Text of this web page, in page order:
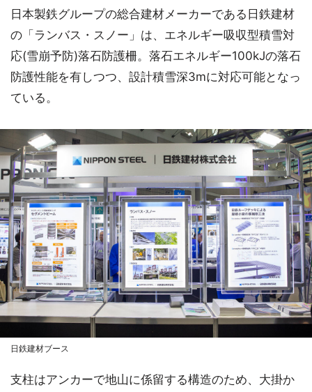
日本製鉄グループの総合建材メーカーである日鉄建材
の「ランバス・スノー」は、エネルギー吸収型積雪対
応(雪崩予防)落石防護柵。落石エネルギー100kJの落石
防護性能を有しつつ、設計積雪深3mに対応可能となっ
ている。
日鉄建材ブース
支柱はアンカーで地山に係留する構造のため、大掛か